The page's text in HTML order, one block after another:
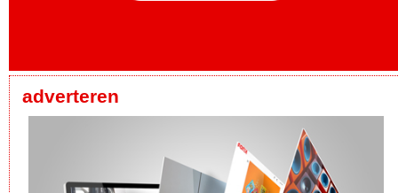
adverteren